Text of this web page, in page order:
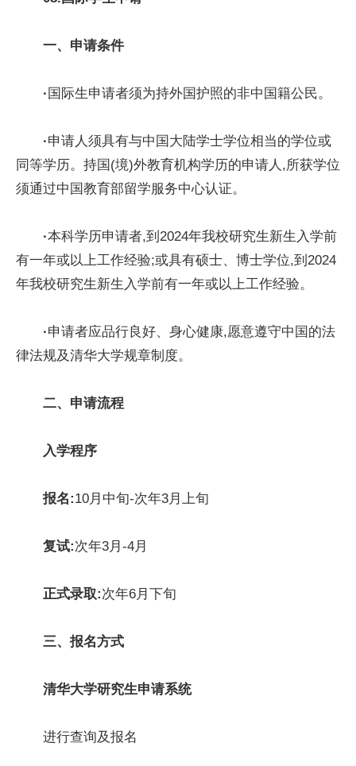
一、 申请条件
· 国际生申请者须为持外国护照的非中国籍公民。
·申请人须具有与中国大陆学士学位相当的学位或
同等学历。持国(境)外教育机构学历的申请人,所获学位
须通过中国教育部留学服务中心认证。
·本科学历申请者,到2024年我校研究生新生入学前
有一年或以上工作经验;或具有硕士、博士学位,到2024
年我校研究生新生入学前有一年或以上工作经验。
·申请者应品行良好、身心健康,愿意遵守中国的法
律法规及清华大学规章制度。
二、 申请流程
入学程序
报名:10月中旬-次年3月上旬
复试:次年3月-4月
正式录取:次年6月下旬
三、 报名方式
清华大学研究生申请系统
进行查询及报名